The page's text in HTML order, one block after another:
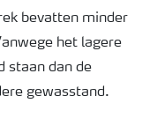
bevatten minder
het lagere
staan dan de
gewasstand.